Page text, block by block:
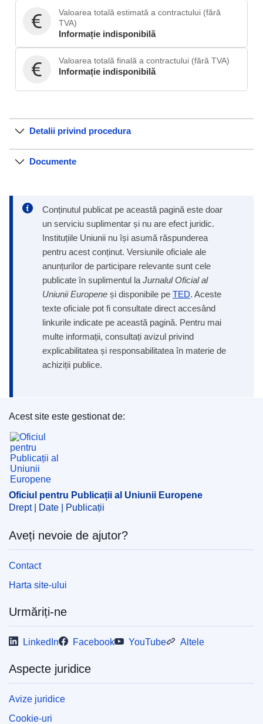
Valoarea totală estimată a contractului (fără
TVA)
Informație indisponibilă
Valoarea totală finală a contractului (fără TVA)
Informație indisponibilă
Detalii privind procedura
Documente
Conținutul publicat pe această pagină este doar
un serviciu suplimentar și nu are efect juridic.
Instituțiile Uniunii nu își asumă răspunderea
pentru acest conținut. Versiunile oficiale ale
anunțurilor de participare relevante sunt cele
publicate în suplimentul la Jurnalul Oficial al
Uniunii Europene și disponibile pe TED. Aceste
texte oficiale pot fi consultate direct accesând
linkurile indicate pe această pagină. Pentru mai
multe informații, consultați avizul privind
explicabilitatea și responsabilitatea în materie de
achiziții publice.
Oficiul pentru Publicații al Uniunii Europene
Acest site este gestionat de:
Oficiul pentru Publicații al Uniunii Europene
Drept | Date | Publicații
Aveți nevoie de ajutor?
Contact
Harta site-ului
Urmăriți-ne
LinkedIn Facebook YouTube Altele
Aspecte juridice
Avize juridice
Cookie-uri